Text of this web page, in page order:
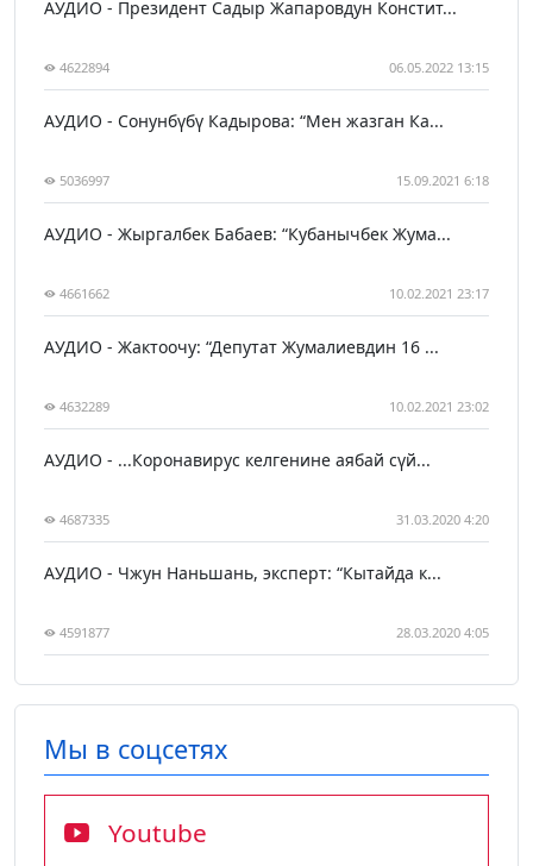
АУДИО - Президент Садыр Жапаровдун Констит...
4622894 06.05.2022 13:15
АУДИО - Сонунбүбү Кадырова: “Мен жазган Ка...
5036997 15.09.2021 6:18
АУДИО - Жыргалбек Бабаев: “Кубанычбек Жума...
4661662 10.02.2021 23:17
АУДИО - Жактоочу: “Депутат Жумалиевдин 16 ...
4632289 10.02.2021 23:02
АУДИО - ...Коронавирус келгенине аябай сүй...
4687335 31.03.2020 4:20
АУДИО - Чжун Наньшань, эксперт: “Кытайда к...
4591877 28.03.2020 4:05
Мы в соцсетях
Youtube